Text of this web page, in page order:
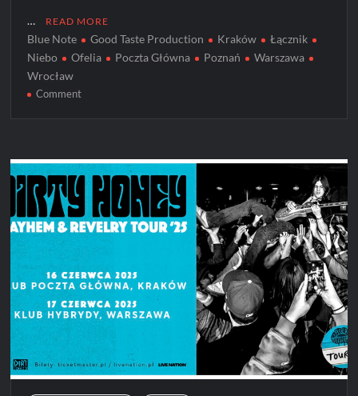
… READ MORE
Blue Note Good Taste Production Kraków
Łącznik
Niebo
Ofelia Poczta Główna Poznań
Warszawa
Wrocław
Commenton
można
się
zakochać?
i
zaprasza
jesienną
trasę
koncertową!